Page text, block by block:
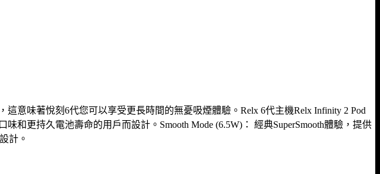
這意味著悅刻6代您可以享受更長時間的無憂吸煙體驗。Relx 6代主機Relx Infinity 2 Pod
和更持久電池壽命的用戶而設計。Smooth Mode (6.5W)： 經典SuperSmooth體驗，提供
計。